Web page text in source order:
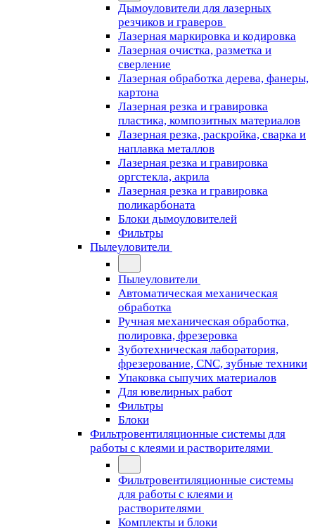
Дымоуловители для лазерных
резчиков и граверов
Лазерная маркировка и кодировка
Лазерная очистка, разметка и
сверление
Лазерная обработка дерева, фанеры,
картона
Лазерная резка и гравировка
пластика, композитных материалов
Лазерная резка, раскройка, сварка и
наплавка металлов
Лазерная резка и гравировка
оргстекла, акрила
Лазерная резка и гравировка
поликарбоната
Блоки дымоуловителей
Фильтры
Пылеуловители
Пылеуловители
Автоматическая механическая
обработка
Ручная механическая обработка,
полировка, фрезеровка
Зуботехническая лаборатория,
фрезерование, CNC, зубные техники
Упаковка сыпучих материалов
Для ювелирных работ
Фильтры
Блоки
Фильтровентиляционные системы для
работы с клеями и растворителями
Фильтровентиляционные системы
для работы с клеями и
растворителями
Комплекты и блоки